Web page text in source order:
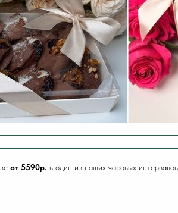
от 5590р. в один из наших часовых